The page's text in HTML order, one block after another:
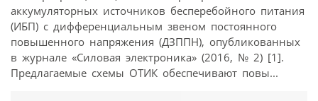
аккумуляторных источников бесперебойного питания
(ИБП) с дифференциальным звеном постоянного
повышенного напряжения (ДЗППН), опубликованных
в журнале «Силовая электроника» (2016, № 2) [1].
Предлагаемые схемы ОТИК обеспечивают повы...